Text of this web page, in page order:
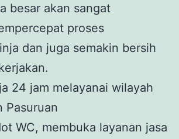
besar akan sangat
proses
dan juga semakin bersih
24 jam melayanai wilayah
Pasuruan
WC, membuka layanan jasa